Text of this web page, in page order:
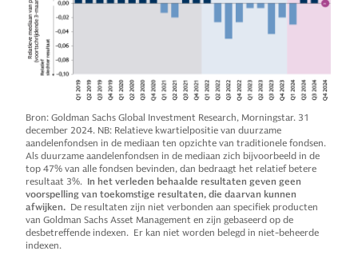
Bron: Goldman Sachs Global Investment Research, Morningstar. 31
december 2024. NB: Relatieve kwartielpositie van duurzame
aandelenfondsen in de mediaan ten opzichte van traditionele fondsen.
Als duurzame aandelenfondsen in de mediaan zich bijvoorbeeld in de
top 47% van alle fondsen bevinden, dan bedraagt het relatief betere
resultaat 3%. In het verleden behaalde resultaten geven geen
voorspelling van toekomstige resultaten, die daarvan kunnen
afwijken. De resultaten zijn niet verbonden aan specifiek producten
van Goldman Sachs Asset Management en zijn gebaseerd op de
desbetreffende indexen. Er kan niet worden belegd in niet-beheerde
indexen.